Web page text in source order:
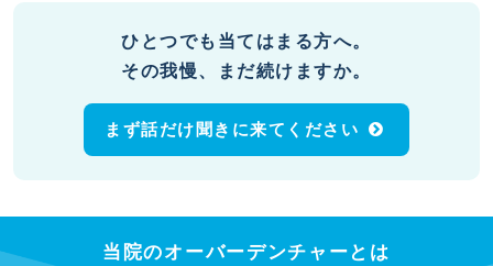
ひとつでも当てはまる方へ。
その我慢、まだ続けますか。
まず話だけ聞きに来てください
当院のオーバーデンチャーとは